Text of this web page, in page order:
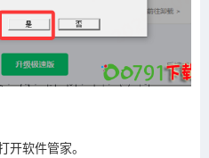
开软件管家。